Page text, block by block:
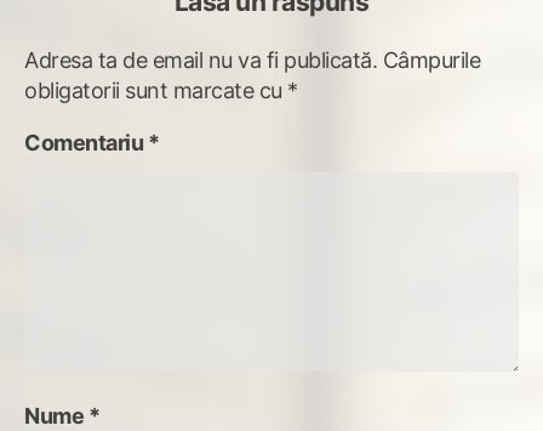
Adresa ta de email nu va fi publicată. Câmpurile
obligatorii sunt marcate cu *
Comentariu *
Nume *